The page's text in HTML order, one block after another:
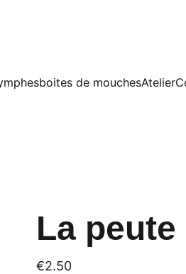
boites de mouchesAtelier
La peute
€2.50